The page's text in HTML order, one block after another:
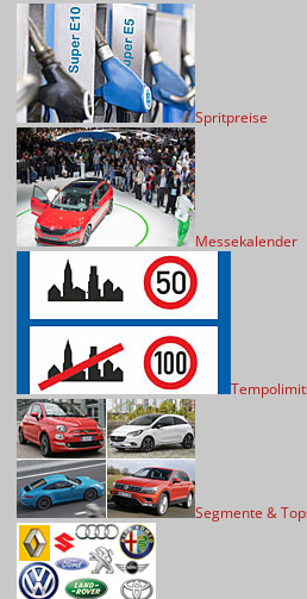
Spritpreise
Messekalender
Segmente &